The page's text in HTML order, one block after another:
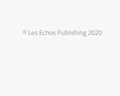
© Les Echos Publishing 2020